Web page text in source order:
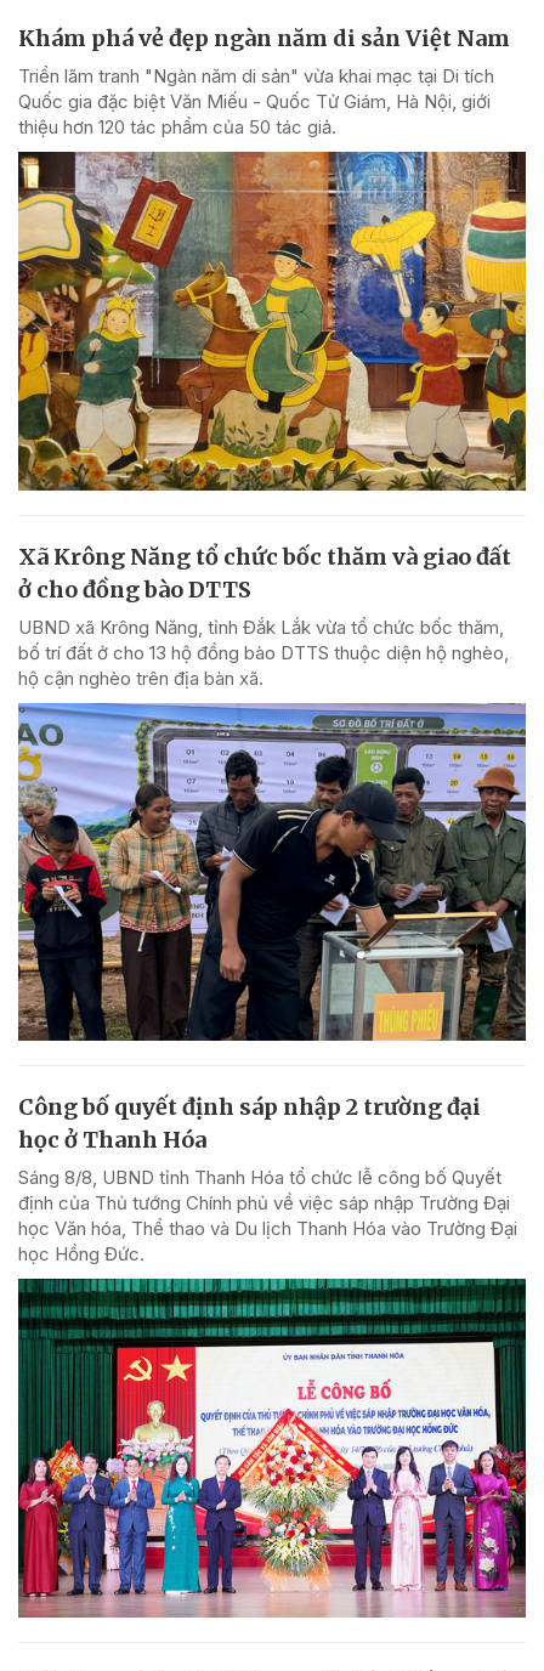
Khám phá vẻ đẹp ngàn năm di sản Việt Nam
Triển lãm tranh "Ngàn năm di sản" vừa khai mạc tại Di tích
Quốc gia đặc biệt Văn Miếu - Quốc Tử Giám, Hà Nội, giới
thiệu hơn 120 tác phẩm của 50 tác giả.
Xã Krông Năng tổ chức bốc thăm và giao đất
ở cho đồng bào DTTS
UBND xã Krông Năng, tỉnh Đắk Lắk vừa tổ chức bốc thăm,
bố trí đất ở cho 13 hộ đồng bào DTTS thuộc diện hộ nghèo,
hộ cận nghèo trên địa bàn xã.
Công bố quyết định sáp nhập 2 trường đại
học ở Thanh Hóa
Sáng 8/8, UBND tỉnh Thanh Hóa tổ chức lễ công bố Quyết
định của Thủ tướng Chính phủ về việc sáp nhập Trường Đại
học Văn hóa, Thể thao và Du lịch Thanh Hóa vào Trường Đại
học Hồng Đức.